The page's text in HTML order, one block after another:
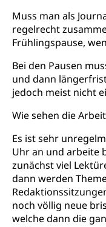
Muss man als
regelrecht
Frühlingspause,
Bei den Pausen
und dann
jedoch meist nicht
Wie sehen die
Es ist sehr
Uhr an und arbeite
zunächst viel
dann werden
noch völlig neue
welche dann die